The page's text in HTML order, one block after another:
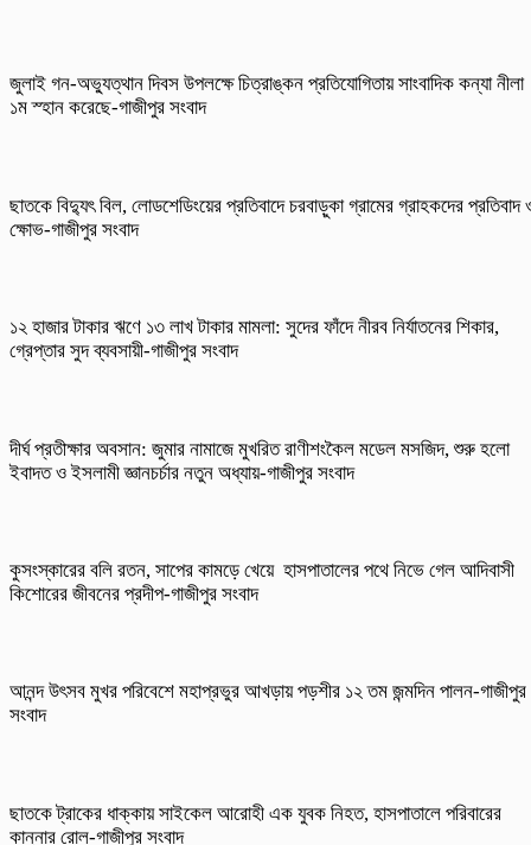
জুলাই গন-অভ্যুত্থান দিবস উপলক্ষে চিত্রাঙ্কন প্রতিযোগিতায় সাংবাদিক কন্যা নীলা
১ম স্হান করেছে-গাজীপুর সংবাদ
ছাতকে বিদ্যুৎ বিল, লোডশেডিংয়ের প্রতিবাদে চরবাড়ুকা গ্রামের গ্রাহকদের প্রতিবাদ
ক্ষোভ-গাজীপুর সংবাদ
১২ হাজার টাকার ঋণে ১৩ লাখ টাকার মামলা: সুদের ফাঁদে নীরব নির্যাতনের শিকার,
গ্রেপ্তার সুদ ব্যবসায়ী-গাজীপুর সংবাদ
দীর্ঘ প্রতীক্ষার অবসান: জুমার নামাজে মুখরিত রাণীশংকৈল মডেল মসজিদ, শুরু হলো
ইবাদত ও ইসলামী জ্ঞানচর্চার নতুন অধ্যায়-গাজীপুর সংবাদ
কুসংস্কারের বলি রতন, সাপের কামড়ে খেয়ে হাসপাতালের পথে নিভে গেল আদিবাসী
কিশোরের জীবনের প্রদীপ-গাজীপুর সংবাদ
আনন্দ উৎসব মুখর পরিবেশে মহাপ্রভুর আখড়ায় পড়শীর ১২ তম জন্মদিন পালন-গাজীপুর
সংবাদ
ছাতকে ট্রাকের ধাক্কায় সাইকেল আরোহী এক যুবক নিহত, হাসপাতালে পরিবারের
কান্নার রোল-গাজীপুর সংবাদ